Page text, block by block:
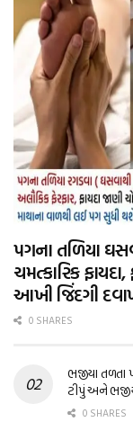
પગના તળિયા
ચમત્કારિક
આખી જિંદગી
0 SHARES
ભજીયા
ટીપું અને
0 SHARES